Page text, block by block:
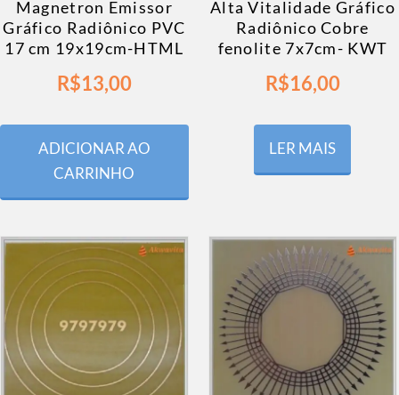
Magnetron Emissor
Gráfico Radiônico PVC
17 cm 19x19cm-HTML
R$13,00
ADICIONAR AO
CARRINHO
Alta Vitalidade Gráfico
Radiônico Cobre
fenolite 7x7cm- KWT
R$16,00
LER MAIS